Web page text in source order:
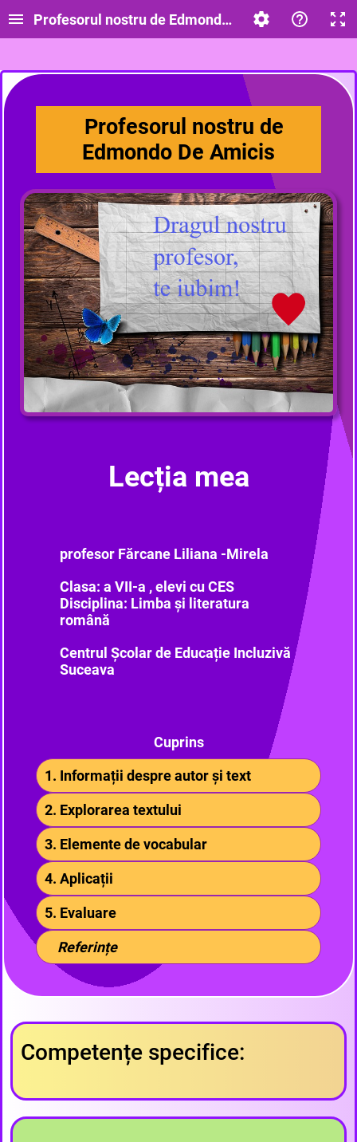
Profesorul nostru de Edmondo De Amicis
Profesorul nostru de
Edmondo De Amicis
Lecția mea
profesor Fărcane Liliana -Mirela
Clasa: a VII-a , elevi cu CES
Disciplina: Limba și literatura
română
Centrul Școlar de Educație Incluzivă
Suceava
Cuprins
1. Informații despre autor și text
2. Explorarea textului
3. Elemente de vocabular
4. Aplicații
5. Evaluare
Referințe
Competențe specifice: